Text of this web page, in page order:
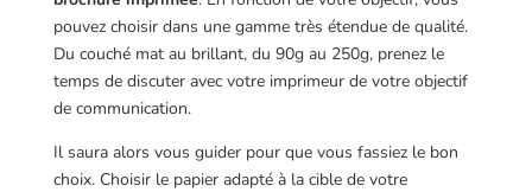
pouvez choisir dans une gamme très étendue de qualité.
Du couché mat au brillant, du 90g au 250g, prenez le
temps de discuter avec votre imprimeur de votre objectif
de communication.
Il saura alors vous guider pour que vous fassiez le bon
choix. Choisir le papier adapté à la cible de votre